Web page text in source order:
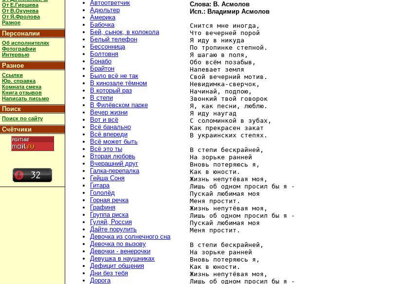
От Е.Гиршева
От В.Окунева
От Я.Фролова
Разное
Персоналии
Об исполнителях
Фотографии
Интервью
Разное
Ссылки
Юр. справка
Комната смеха
Книга отзывов
Написать письмо
Поиск
Поиск по сайту
Счётчики
Автоответчик
Адюльтер
Америка
Бабочка
Бей, сынок, в колокола
Белый телефон
Бессонница
Болтовня
Бонабо
Брайтон
Было всё не так
В кинозале тёмном
В который раз
В степи
В Филёвском парке
Вечер жизни
Вот и всё
Всё банально
Всё впереди
Всё может быть
Всё это ты
Вторая любовь
Вчерашний друг
Галка-перепалка
Гейша Соня
Гитара
Гололёд
Горная речка
Графиня
Группа риска
Гуляй, Россия
Дайте порулить
Девочка из солнечного сна
Девочка по вызову
Девочки - венерочки
Девушка в наушниках
Дефицит общения
Дни без тебя
Дорога
Слова: В. Асмолов
Исп.: Владимир Асмолов
Снится мне иногда,
Что вечерней порой
Я иду в никуда
По тропинке степной.
Я шагаю в поля,
Обо всём позабыв,
Напевает земля
Свой вечерний мотив.
Невидимка-сверчок,
Начинай, подпою,
Звонкий твой говорок
Я, как песни, люблю.
Я иду наугад
С соломинкой в зубах,
Как прекрасен закат
В украинских степях.
В степи бескрайней,
На зорьке ранней
Вновь потеряюсь я,
Как в юности.
Жизнь непутёвая моя,
Лишь об одном просил бы я -
Пускай любимая моя
Меня простит.
Жизнь непутёвая моя,
Лишь об одном просил бы я -
Пускай любимая моя
Меня простит.
В степи бескрайней,
На зорьке ранней
Вновь потеряюсь я,
Как в юности.
Жизнь непутёвая моя,
Лишь об одном просил бы я -